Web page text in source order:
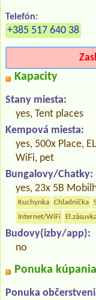
Telefón:
+385 517 640 38
Kapacity
Stany miesta:
yes, Tent places
Kempová miesta:
yes, 500x Place,
WiFi, pet
Bungalovy/Chatky:
yes, 23x 5B
Kuchynka Chladnička
Internet/WiFi
Budovy(izby/app):
no
Ponuka
Ponuka